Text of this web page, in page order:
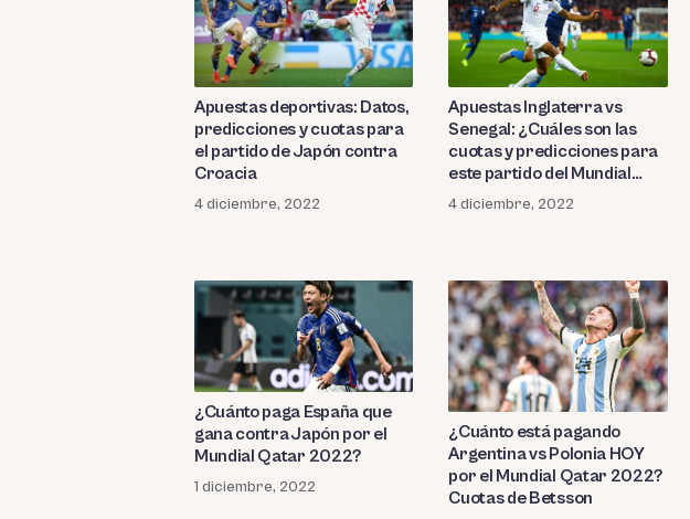
Apuestas deportivas: Datos,
predicciones y cuotas para
el partido de Japón contra
Croacia
4 diciembre, 2022
Apuestas Inglaterra vs
Senegal: ¿Cuáles son las
cuotas y predicciones para
este partido del Mundial
Qatar 2022?
4 diciembre, 2022
¿Cuánto paga España que
gana contra Japón por el
Mundial Qatar 2022?
1 diciembre, 2022
¿Cuánto está pagando
Argentina vs Polonia HOY
por el Mundial Qatar 2022?
Cuotas de Betsson